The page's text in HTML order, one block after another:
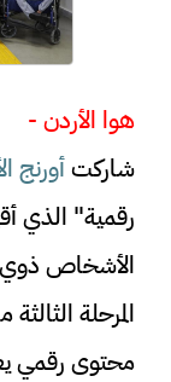
هوا الأردن -
شاركتأورنج
رقمية" الذي
الأشخاص ذوي
المرحلة
محتوى رقمي